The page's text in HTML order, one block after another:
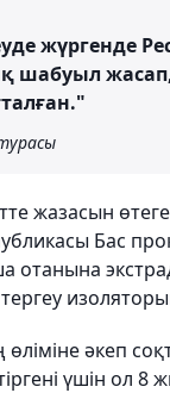
жүргенде
шабуыл жасап,
жазасын
Бас
отанына
тергеу
өліміне әкеп
үшін ол 8